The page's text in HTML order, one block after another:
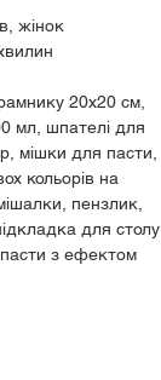
жінок
20х20 см,
мл, шпателі для
мішки для пасти,
кольорів на
пензлик,
для столу
пасти з ефектом